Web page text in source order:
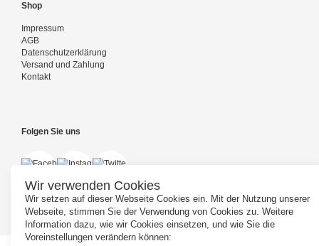
Wir verwenden Cookies
Wir setzen auf dieser Webseite Cookies ein. Mit der Nutzung unserer
Webseite, stimmen Sie der Verwendung von Cookies zu. Weitere
Information dazu, wie wir Cookies einsetzen, und wie Sie die
Voreinstellungen verändern können:
Shop
Impressum
AGB
Datenschutzerklärung
Versand und Zahlung
Kontakt
Folgen Sie uns